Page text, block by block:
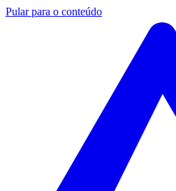
Pular para o conteúdo